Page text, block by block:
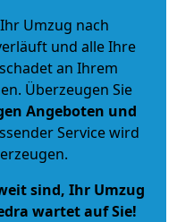
Umzug nach
und alle Ihre
an Ihrem
Überzeugen Sie
Angeboten und
Service wird
sind, Ihr Umzug
wartet auf Sie!